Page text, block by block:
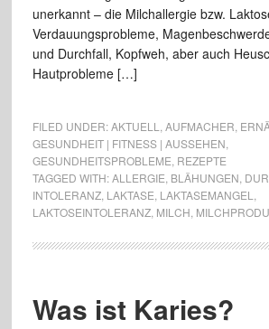
unerkannt – die Milchallergie bzw.
Verdauungsprobleme,
und Durchfall, Kopfweh, aber auch
Hautprobleme […]
FILED UNDER:AKTUELL AUFMACHER
GESUNDHEIT | FITNESS | AUSSEHEN
GESUNDHEITSPROBLEME REZEPTE
TAGGED WITH:ALLERGIE BLÄHUNGEN
INTOLERANZ, LAKTASE LAKTASEMANGEL
LAKTOSEINTOLERANZ, MILCH
Was ist Karies?